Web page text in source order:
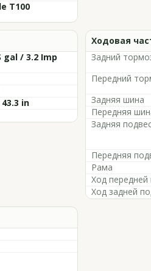
T100
gal / 3.2 Imp
in
Ходовая
Задний
Передний
Задняя шина
Передняя
Задняя
Передняя
Рама
Ход передней
Ход задней